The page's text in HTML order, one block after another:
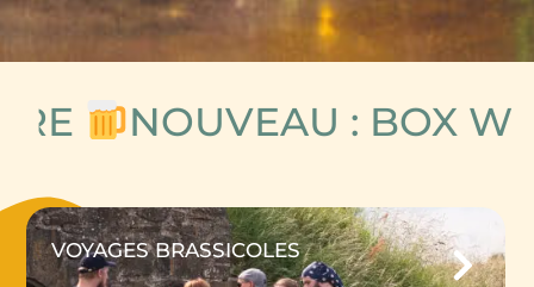
: BOX WEEK-
VOYAGES BRASSICOLES